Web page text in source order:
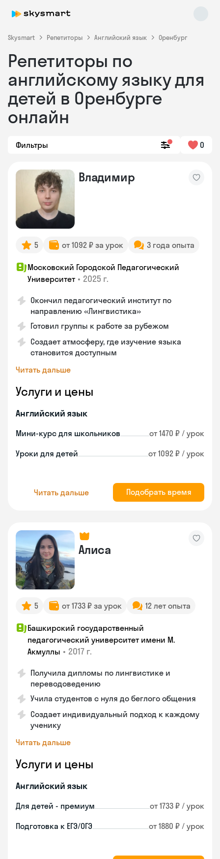
Skysmart Репетиторы Английский язык Оренбург
Репетиторы по
английскому языку для
детей в Оренбурге
онлайн
Фильтры 0
Владимир
5 от 1092 ₽ за урок 3 года опыта
Московский Городской Педагогический
Университет • 2025 г.
Окончил педагогический институт по
направлению «Лингвистика»
Готовил группы к работе за рубежом
Создает атмосферу, где изучение языка
становится доступным
Читать дальше
Услуги и цены
Английский язык
Мини-курс для школьников от 1470 ₽ / урок
Уроки для детей от 1092 ₽ / урок
Читать дальше Подобрать время
Алиса
5 от 1733 ₽ за урок 12 лет опыта
Башкирский государственный
педагогический университет имени М.
Акмуллы • 2017 г.
Получила дипломы по лингвистике и
переводоведению
Учила студентов с нуля до беглого общения
Создает индивидуальный подход к каждому
ученику
Читать дальше
Услуги и цены
Английский язык
Для детей - премиум от 1733 ₽ / урок
Подготовка к ЕГЭ/ОГЭ от 1880 ₽ / урок